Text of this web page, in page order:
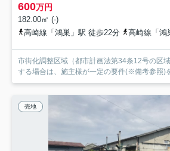
600万円
182.00㎡ (-)
高崎線「鴻巣」駅 徒歩22分
高崎線「鴻巣」駅 バ
市街化調整区域（都市計画法第34条12号の区
する場合は、施主様が一定の要件(※備考参照)
売地